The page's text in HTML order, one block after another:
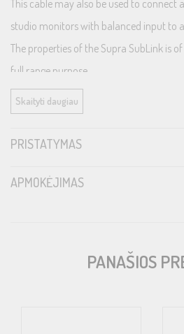
This cable may also be used to connect
studio monitors with balanced input to
The properties of the Supra SubLink is
full range purpose.
Features and benefits
Robust connectors – Noise immune and
Skaityti daugiau
PRISTATYMAS
APMOKĖJIMAS
PANAŠIOS